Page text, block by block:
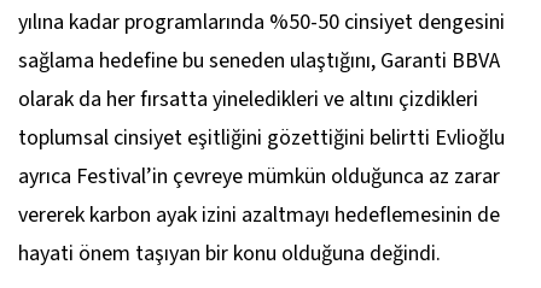
yılına kadar programlarında %50-50 cinsiyet dengesini
sağlama hedefine bu seneden ulaştığını, Garanti BBVA
olarak da her fırsatta yineledikleri ve altını çizdikleri
toplumsal cinsiyet eşitliğini gözettiğini belirtti Evlioğlu
ayrıca Festival’in çevreye mümkün olduğunca az zarar
vererek karbon ayak izini azaltmayı hedeflemesinin de
hayati önem taşıyan bir konu olduğuna değindi.